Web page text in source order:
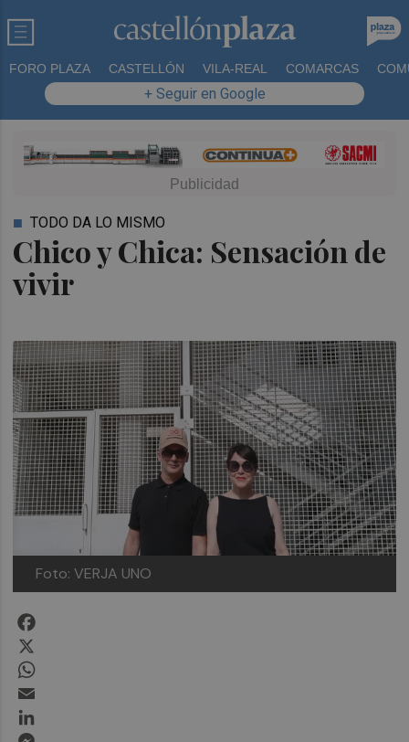
FORO PLAZA CASTELLÓN VILA-REAL COMARCAS
+ Seguir en Google
Chico y Chica: Sensación de
vivir
TODO DA LO MISMO
Foto: VERJA UNO